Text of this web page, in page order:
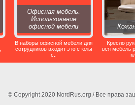
Офисная мебель.
Использование
офисной мебели
В наборы офисной мебели для
сотрудников входит это столы
с..
Кресло
вся мебель
© Copyright 2020 NordRus.org / Все права